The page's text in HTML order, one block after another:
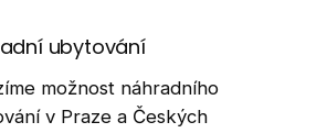
ubytování
možnost náhradního
v Praze a Českých